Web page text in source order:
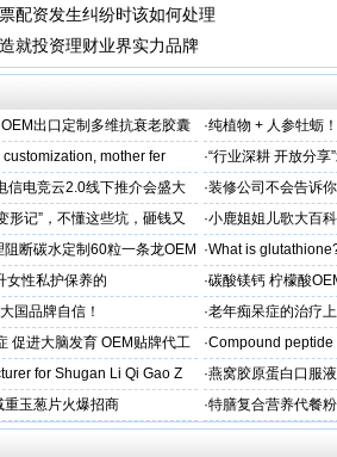
配资发生纠纷时该如何处理
就投资理财业界实力品牌
出口定制多维抗衰老胶囊 ·纯植物 + 人参牡蛎
力保驾护航
mother fer ·“行业深耕 开放分
信电竞云2.0线下推介会盛大
·装修公司不会告诉
形记”，不懂这些坑，砸钱又
·小鹿姐姐儿歌大百科
断碳水定制60粒一条龙OEM
·What is
女性私护保养的 ·碳酸镁钙 柠檬酸
制
国品牌自信！ ·老年痴呆症的治疗
吻合术)
促进大脑发育 OEM贴牌代工 ·Compound
for Shugan Li Qi Gao Z ·燕窝胶原蛋白口服
牌
玉葱片火爆招商 ·特膳复合营养代餐
牌代工